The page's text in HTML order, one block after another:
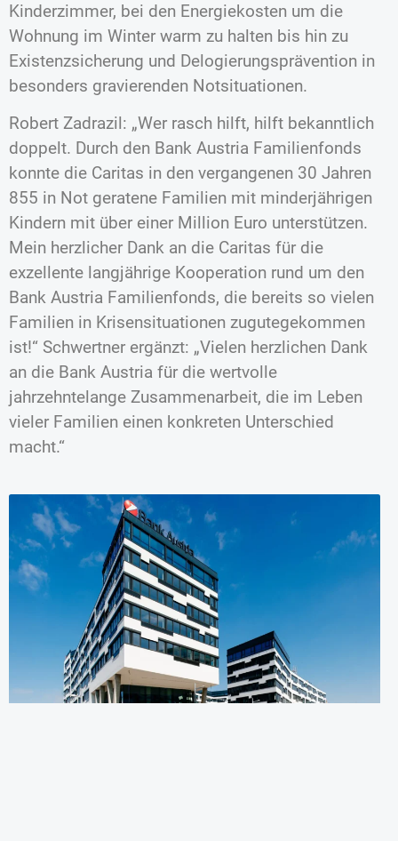
Kinderzimmer, bei den Energiekosten um die
Wohnung im Winter warm zu halten bis hin zu
Existenzsicherung und Delogierungsprävention in
besonders gravierenden Notsituationen.
Robert Zadrazil: „Wer rasch hilft, hilft bekanntlich
doppelt. Durch den Bank Austria Familienfonds
konnte die Caritas in den vergangenen 30 Jahren
855 in Not geratene Familien mit minderjährigen
Kindern mit über einer Million Euro unterstützen.
Mein herzlicher Dank an die Caritas für die
exzellente langjährige Kooperation rund um den
Bank Austria Familienfonds, die bereits so vielen
Familien in Krisensituationen zugutegekommen
ist!“ Schwertner ergänzt: „Vielen herzlichen Dank
an die Bank Austria für die wertvolle
jahrzehntelange Zusammenarbeit, die im Leben
vieler Familien einen konkreten Unterschied
macht.“